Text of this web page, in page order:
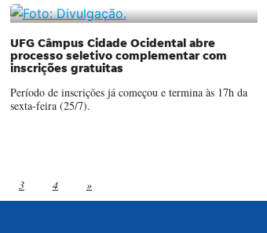
UFG Câmpus Cidade Ocidental abre
processo seletivo complementar com
inscrições gratuitas
Período de inscrições já começou e termina às 17h da
sexta-feira (25/7).
3 4 »